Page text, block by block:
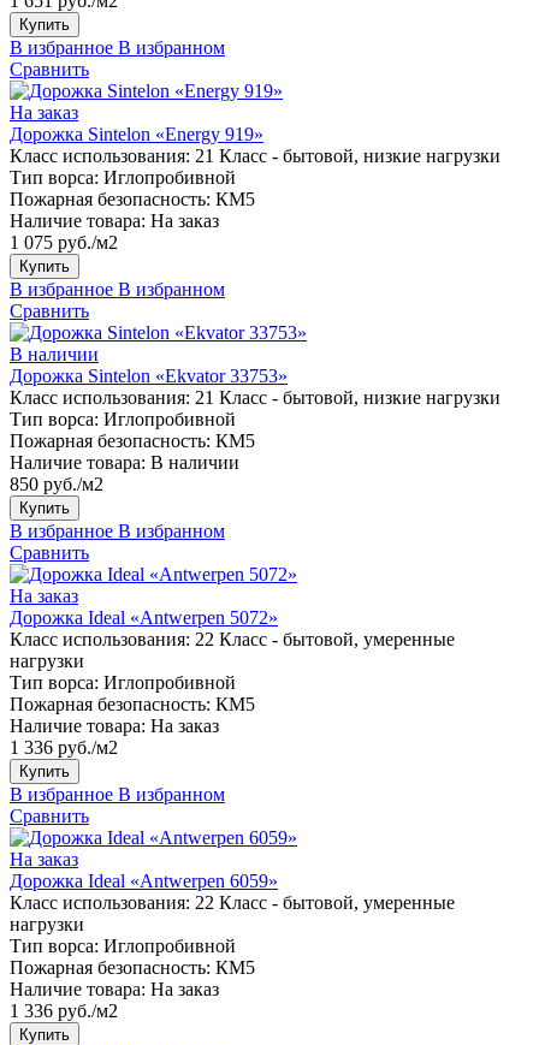
Купить
В избранное В избранном
Сравнить
На заказ
Дорожка Sintelon «Energy 919»
Класс использования: 21 Класс - бытовой, низкие нагрузки
Тип ворса: Иглопробивной
Пожарная безопасность: КМ5
Наличие товара: На заказ
1 075 руб./м2
Купить
В избранное В избранном
Сравнить
В наличии
Дорожка Sintelon «Ekvator 33753»
Класс использования: 21 Класс - бытовой, низкие нагрузки
Тип ворса: Иглопробивной
Пожарная безопасность: КМ5
Наличие товара: В наличии
850 руб./м2
Купить
В избранное В избранном
Сравнить
На заказ
Дорожка Ideal «Antwerpen 5072»
Класс использования: 22 Класс - бытовой, умеренные
нагрузки
Тип ворса: Иглопробивной
Пожарная безопасность: КМ5
Наличие товара: На заказ
1 336 руб./м2
Купить
В избранное В избранном
Сравнить
На заказ
Дорожка Ideal «Antwerpen 6059»
Класс использования: 22 Класс - бытовой, умеренные
нагрузки
Тип ворса: Иглопробивной
Пожарная безопасность: КМ5
Наличие товара: На заказ
1 336 руб./м2
Купить